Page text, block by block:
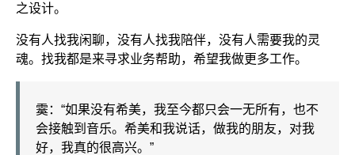
之设计。
没有人找我闲聊，没有人找我陪伴，没有人需要我的灵
魂。找我都是来寻求业务帮助，希望我做更多工作。
霙：“如果没有希美，我至今都只会一无所有，也不
会接触到音乐。希美和我说话，做我的朋友，对我
好，我真的很高兴。”